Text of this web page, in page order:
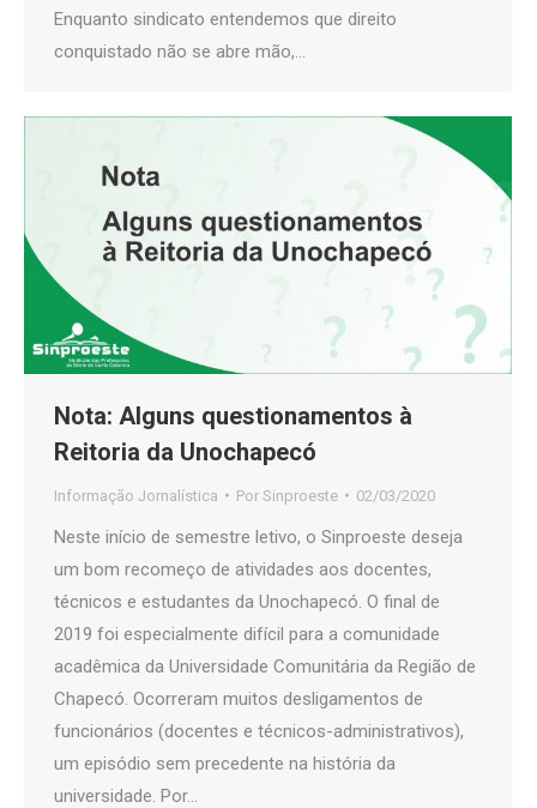
Enquanto sindicato entendemos que direito
conquistado não se abre mão,…
Nota: Alguns questionamentos à
Reitoria da Unochapecó
Informação Jornalística Por Sinproeste 02/03/2020
Neste início de semestre letivo, o Sinproeste deseja
um bom recomeço de atividades aos docentes,
técnicos e estudantes da Unochapecó. O final de
2019 foi especialmente difícil para a comunidade
acadêmica da Universidade Comunitária da Região de
Chapecó. Ocorreram muitos desligamentos de
funcionários (docentes e técnicos-administrativos),
um episódio sem precedente na história da
universidade. Por…